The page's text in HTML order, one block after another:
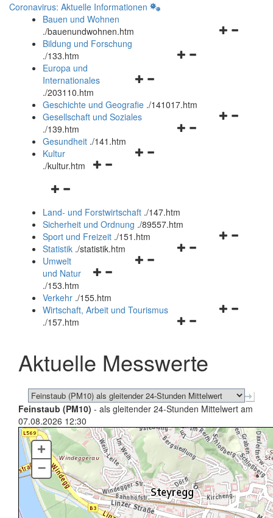
Coronavirus: Aktuelle Informationen
Bauen und Wohnen
./bauenundwohnen.htm
Navigationsmenü
Bildung und Forschung
./133.htm
Navigationsmenü
und
schließen
Europa und
Internationales
./203110.htm
Geschichte und Geografie ./141017.htm
Navigationsmenü
Gesellschaft und Soziales
./139.htm
Navigationsmenü
Gesundheit ./141.htm
Navigationsmenü
Kultur
./kultur.htm
Navigationsmenü
und
schließen
Land- und Forstwirtschaft ./147.htm
Sicherheit und Ordnung ./89557.htm
Navigationsmenü
Sport und Freizeit ./151.htm
Navigationsmenü
Statistik ./statistik.htm
Navigationsmenü
und
schließen
Umwelt
und Natur
./153.htm
Verkehr ./155.htm
Navigationsmenü
schließen
Wirtschaft, Arbeit und Tourismus
./157.htm
Aktuelle Messwerte
Feinstaub (PM10) - als gleitender 24-Stunden Mittelwert am
07.08.2026 12:30
+
–